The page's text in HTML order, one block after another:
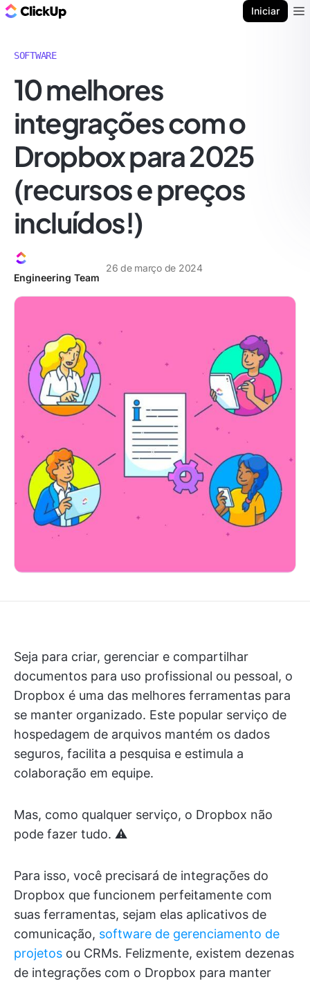
Iniciar
SOFTWARE
10 melhores
integrações com o
Dropbox para 2025
(recursos e preços
incluídos!)
Engineering Team
26 de março de 2024
Seja para criar, gerenciar e compartilhar
documentos para uso profissional ou pessoal, o
Dropbox é uma das melhores ferramentas para
se manter organizado. Este popular serviço de
hospedagem de arquivos mantém os dados
seguros, facilita a pesquisa e estimula a
colaboração em equipe.
Mas, como qualquer serviço, o Dropbox não
pode fazer tudo. ⚠️
Para isso, você precisará de integrações do
Dropbox que funcionem perfeitamente com
suas ferramentas, sejam elas aplicativos de
comunicação, software de gerenciamento de
projetos ou CRMs. Felizmente, existem dezenas
de integrações com o Dropbox para manter